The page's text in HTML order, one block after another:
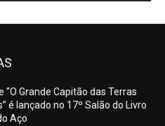
“O Grande Capitão das Terras
é lançado no 17º Salão do Livro
Aço